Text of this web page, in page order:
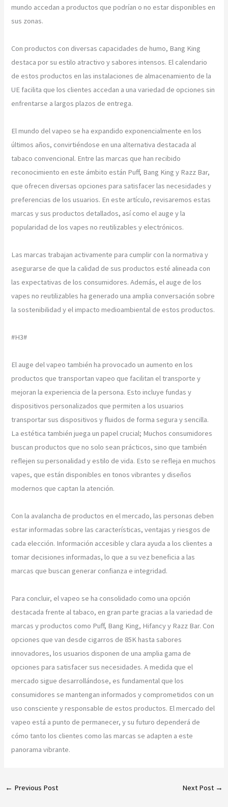
mundo accedan a productos que podrían o no estar disponibles en
sus zonas.
Con productos con diversas capacidades de humo, Bang King
destaca por su estilo atractivo y sabores intensos. El calendario
de estos productos en las instalaciones de almacenamiento de la
UE facilita que los clientes accedan a una variedad de opciones sin
enfrentarse a largos plazos de entrega.
El mundo del vapeo se ha expandido exponencialmente en los
últimos años, convirtiéndose en una alternativa destacada al
tabaco convencional. Entre las marcas que han recibido
reconocimiento en este ámbito están Puff, Bang King y Razz Bar,
que ofrecen diversas opciones para satisfacer las necesidades y
preferencias de los usuarios. En este artículo, revisaremos estas
marcas y sus productos detallados, así como el auge y la
popularidad de los vapes no reutilizables y electrónicos.
Las marcas trabajan activamente para cumplir con la normativa y
asegurarse de que la calidad de sus productos esté alineada con
las expectativas de los consumidores. Además, el auge de los
vapes no reutilizables ha generado una amplia conversación sobre
la sostenibilidad y el impacto medioambiental de estos productos.
#H3#
El auge del vapeo también ha provocado un aumento en los
productos que transportan vapeo que facilitan el transporte y
mejoran la experiencia de la persona. Esto incluye fundas y
dispositivos personalizados que permiten a los usuarios
transportar sus dispositivos y fluidos de forma segura y sencilla.
La estética también juega un papel crucial; Muchos consumidores
buscan productos que no solo sean prácticos, sino que también
reflejen su personalidad y estilo de vida. Esto se refleja en muchos
vapes, que están disponibles en tonos vibrantes y diseños
modernos que captan la atención.
Con la avalancha de productos en el mercado, las personas deben
estar informadas sobre las características, ventajas y riesgos de
cada elección. Información accesible y clara ayuda a los clientes a
tomar decisiones informadas, lo que a su vez beneficia a las
marcas que buscan generar confianza e integridad.
Para concluir, el vapeo se ha consolidado como una opción
destacada frente al tabaco, en gran parte gracias a la variedad de
marcas y productos como Puff, Bang King, Hifancy y Razz Bar. Con
opciones que van desde cigarros de 85K hasta sabores
innovadores, los usuarios disponen de una amplia gama de
opciones para satisfacer sus necesidades. A medida que el
mercado sigue desarrollándose, es fundamental que los
consumidores se mantengan informados y comprometidos con un
uso consciente y responsable de estos productos. El mercado del
vapeo está a punto de permanecer, y su futuro dependerá de
cómo tanto los clientes como las marcas se adapten a este
panorama vibrante.
← Previous Post Next Post →